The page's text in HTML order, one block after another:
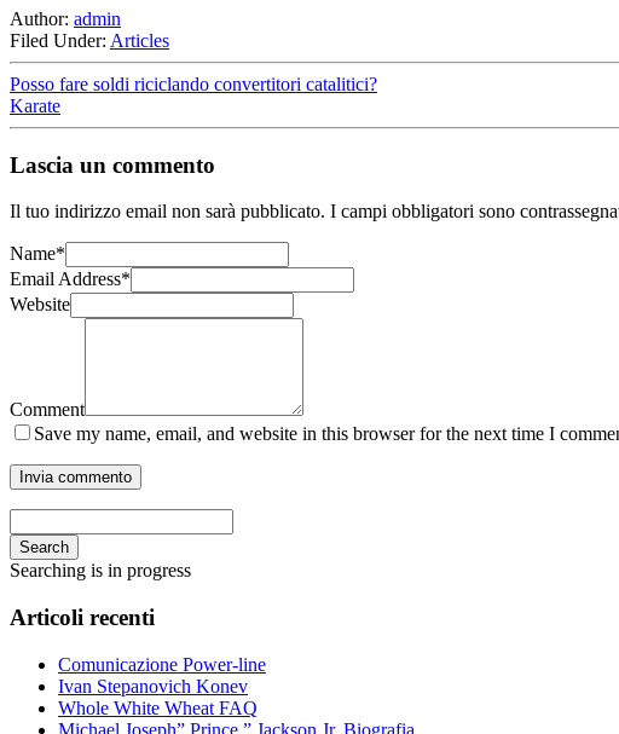
Author: admin
Filed Under: Articles
Posso fare soldi riciclando convertitori catalitici?
Karate
Lascia un commento
Il tuo indirizzo email non sarà pubblicato. I campi obbligatori sono
Name*
Email Address*
Website
Comment
Save my name, email, and website in this browser for the next time I
Search
Searching is in progress
Articoli recenti
Comunicazione Power-line
Ivan Stepanovich Konev
Whole White Wheat FAQ
Michael Joseph” Prince ” Jackson Jr. Biografia